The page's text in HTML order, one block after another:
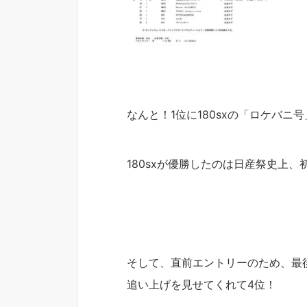
なんと！1位に180sxの「ロケバニ
180sxが優勝したのは日産祭史上、
そして、直前エントリーのため、
追い上げを見せてくれて4位！